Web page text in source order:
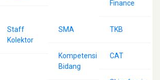
Finance
Staff
Kolektor
SMA TKB
Kompetensi
Bidang
CAT